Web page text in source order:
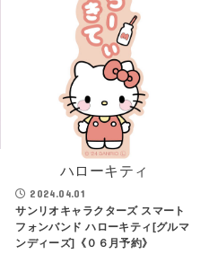
ハローキティ
2024.04.01
サンリオキャラクターズ スマート
フォンバンド ハローキティ[グルマ
ンディーズ]《０６月予約》